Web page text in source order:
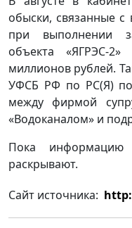
обыски, связанные
при выполнении
объекта «ЯГРЭС-
миллионов рублей.
УФСБ РФ по РС(Я)
между фирмой
«Водоканалом» и
Пока
раскрывают.
Сайт источника: